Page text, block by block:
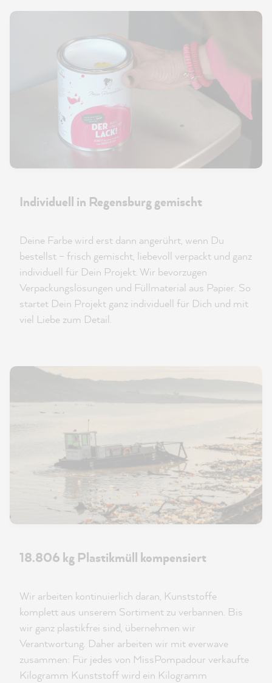
Individuell in Regensburg gemischt
Deine Farbe wird erst dann angerührt, wenn Du
bestellst – frisch gemischt, liebevoll verpackt und ganz
individuell für Dein Projekt. Wir bevorzugen
Verpackungslösungen und Füllmaterial aus Papier. So
startet Dein Projekt ganz individuell für Dich und mit
viel Liebe zum Detail.
18.806 kg Plastikmüll kompensiert
Wir arbeiten kontinuierlich daran, Kunststoffe
komplett aus unserem Sortiment zu verbannen. Bis
wir ganz plastikfrei sind, übernehmen wir
Verantwortung. Daher arbeiten wir mit everwave
zusammen: Für jedes von MissPompadour verkaufte
Kilogramm Kunststoff wird ein Kilogramm